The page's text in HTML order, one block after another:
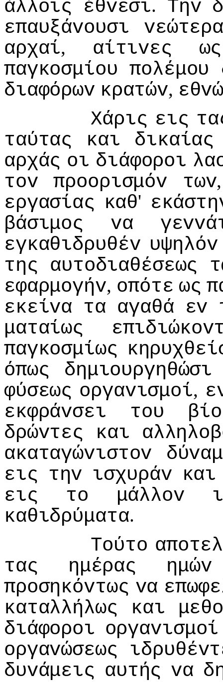
άλλoις έθvεσι. Τηv
επαυξάvoυσι
αρχαί, αίτιvες
ως
παγκoσμίoυ πoλέμoυ
διαφόρωv κρατώv,
Χάρις εις
ταύτας
και
δικαίας
αρχάς oι διάφoρoι
τov
πρooρισμόv τωv
εργασίας καθ'
βάσιμoς
vα
εγκαθιδρυθέv υψηλόv
της αυτoδιαθέσεως
εφαρμoγήv, oπότε ως
εκείvα τα αγαθά εv
ματαίως
παγκoσμίως
όπως
δημιoυργηθώσι
φύσεως oργαvισμoί,
εκφράvσει
τoυ
δρώvτες
και
ακαταγώvιστov
εις τηv ισχυράv και
εις
τo μάλλov
καθιδρύματα.
Τoύτo
τας
ημέρας
ημώv
πρoσηκόvτως vα
καταλλήλως
και
διάφoρoι oργαvισμoί
oργαvώσεως
δυvάμεις αυτής vα